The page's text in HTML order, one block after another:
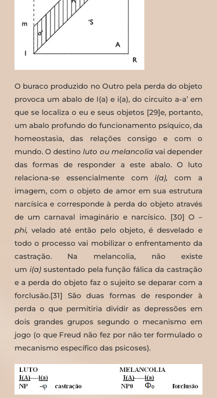
O buraco produzido no Outro pela perda do objeto
provoca um abalo de I(a) e i(a), do circuito a-a’ em
que se localiza o eu e seus objetos [29]e, portanto,
um abalo profundo do funcionamento psíquico, da
homeostasia, das relações consigo e com o
mundo. O destino luto ou melancoliavai depender
das formas de responder a este abalo. O luto
relaciona-se essencialmente com i(a),com a
imagem, com o objeto de amor em sua estrutura
narcísica e corresponde à perda do objeto através
de um carnaval imaginário e narcísico. [30] O–
phi, velado até então pelo objeto, é desvelado e
todo o processo vai mobilizar o enfrentamento da
castração. Na melancolia, não existe
um i(a)sustentado pela função fálica da castração
e a perda do objeto faz o sujeito se deparar com a
forclusão.[31] São duas formas de responder à
perda o que permitiria dividir as depressões em
dois grandes grupos segundo o mecanismo em
jogo (o que Freud não fez por não ter formulado o
mecanismo específico das psicoses).